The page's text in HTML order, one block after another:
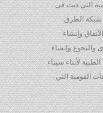
التى دبت فى
الطرق
وإنشاء
والنجوع وإنشاء
لأبناء سيناء
القومية التي